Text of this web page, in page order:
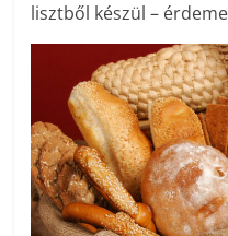
lisztből készül –